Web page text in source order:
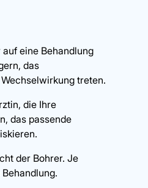
eine Behandlung
das
treten.
die Ihre
das passende
der Bohrer. Je